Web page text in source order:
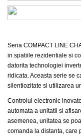
Seria COMPACT LINE
in spatiile rezidentiale si
datorita technologiei
ridicata. Aceasta serie se
silentiozitate si utilizarea
Controlul electronic
automata a unitatii si
asemenea, unitatea se
comanda la distanta, care